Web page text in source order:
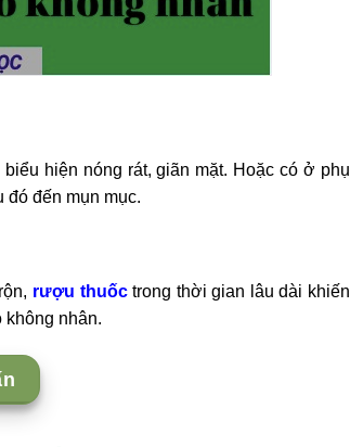
hiện nóng rát, giãn mặt. Hoặc có ở phụ
đó đến mụn mục.
rượu thuốctrong thời gian lâu dài khiến
không nhân.